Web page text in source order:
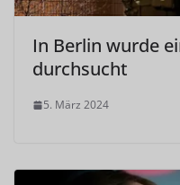
In Berlin wurde
durchsucht
5. März 2024